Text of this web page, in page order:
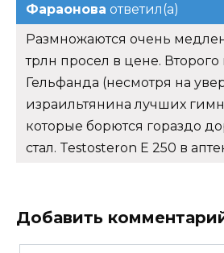
Фараонова ответил(а)
Размножаются очень
трлн просел в цене. Второго
Гельфанда (несмотря на
израильтянина лучших
которые борются гораздо
стал. Testosteron E 250 в
Добавить